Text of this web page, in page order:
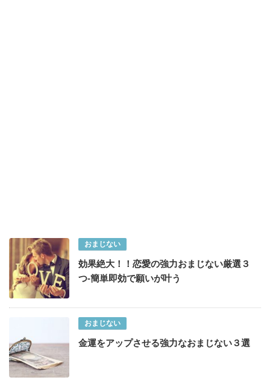
おまじない
効果絶大！！恋愛の強力おまじない厳選３
つ-簡単即効で願いが叶う
おまじない
金運をアップさせる強力なおまじない３選